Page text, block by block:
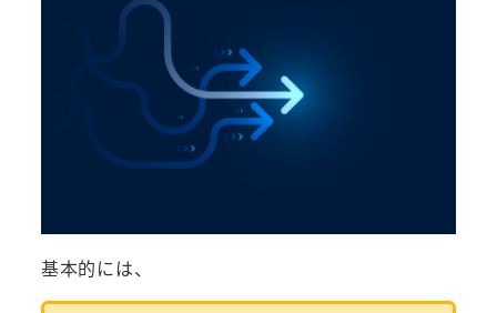
基本的には、